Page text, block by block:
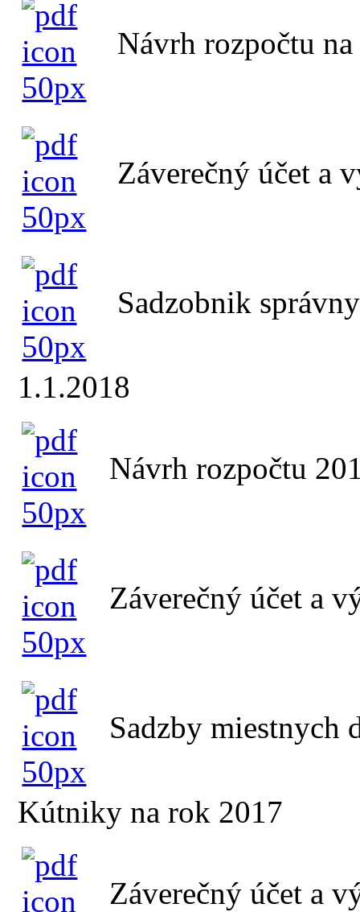
Návrh rozpočtu
Záverečný účet a
Sadzobnik
1.1.2018
Návrh rozpočtu
Záverečný účet a
Sadzby miestnych
Kútniky na rok 2017
Záverečný účet a